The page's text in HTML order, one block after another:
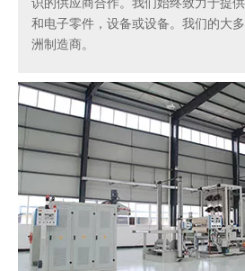
和电子零件，设备或设备。我们的大
洲制造商。